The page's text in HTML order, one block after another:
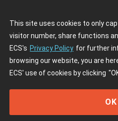
This site uses cookies to only
visitor number, share functions
ECS's Privacy Policy for further
browsing our website, you are
ECS' use of cookies by clicking
OK